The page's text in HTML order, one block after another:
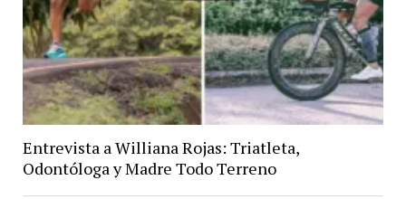
Entrevista a Williana Rojas: Triatleta,
Odontóloga y Madre Todo Terreno